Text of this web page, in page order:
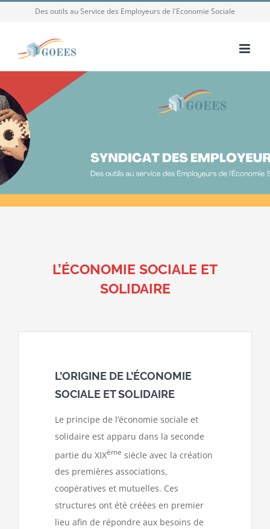
contenu
Des outils au Service des Employeurs de l'Economie Sociale
L’ÉCONOMIE SOCIALE ET
SOLIDAIRE
L’ORIGINE DE L’ÉCONOMIE
SOCIALE ET SOLIDAIRE
Le principe de l’économie sociale et
solidaire est apparu dans la seconde
partie du XIXème siècle avec la création
des premières associations,
coopératives et mutuelles. Ces
structures ont été créées en premier
lieu afin de répondre aux besoins de